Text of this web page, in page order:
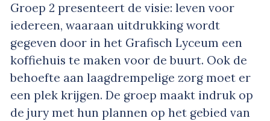
Groep 2 presenteert de visie: leven voor
iedereen, waaraan uitdrukking wordt
gegeven door in het Grafisch Lyceum een
koffiehuis te maken voor de buurt. Ook de
behoefte aan laagdrempelige zorg moet er
een plek krijgen. De groep maakt indruk op
de jury met hun plannen op het gebied van